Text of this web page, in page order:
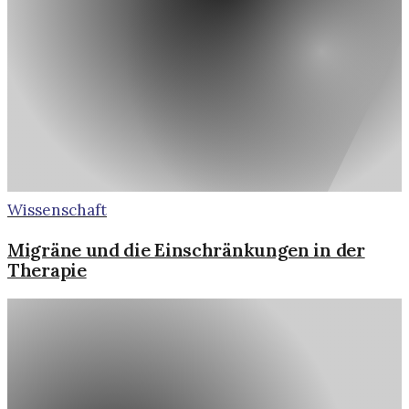
Wissenschaft
Migräne und die Einschränkungen in der
Therapie